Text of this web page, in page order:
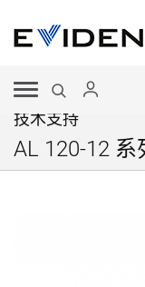
技术支持
AL 120-12